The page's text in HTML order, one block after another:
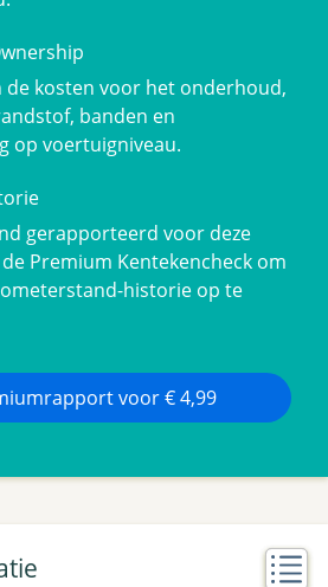
de kosten voor het onderhoud,
banden en
op voertuigniveau.
gerapporteerd voor deze
Premium Kentekencheck om
historie op te
voor € 4,99